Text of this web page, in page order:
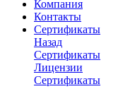
Компания
Контакты
Сертификаты
Назад
Сертификаты
Лицензии
Сертификаты